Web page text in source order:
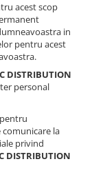
acest scop
in
pentru acest
DISTRIBUTION
personal
la
privind
DISTRIBUTION